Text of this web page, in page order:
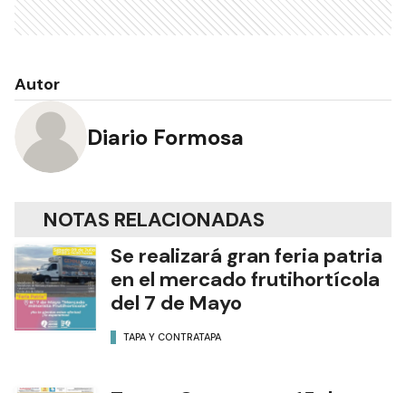
Autor
Diario Formosa
NOTAS RELACIONADAS
Se realizará gran feria patria
en el mercado frutihortícola
del 7 de Mayo
TAPA Y CONTRATAPA